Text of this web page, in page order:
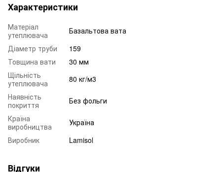
Характеристики
Матеріал
утеплювача
Базальтова вата
Діаметр труби
159
Товщина вати
30 мм
Щільність
утеплювача
80 кг/м3
Наявність
покриття
Без фольги
Країна
виробництва
Україна
Виробник
Lamisol
Відгуки